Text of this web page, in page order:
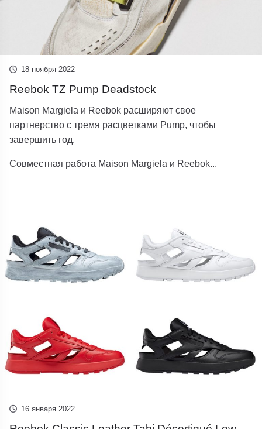
18 ноября 2022
Reebok TZ Pump Deadstock
Maison Margiela и Reebok расширяют свое
партнерство с тремя расцветками Pump, чтобы
завершить год.
Совместная работа Maison Margiela и Reebok...
16 января 2022